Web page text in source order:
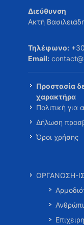
Διεύθυνση
Ακτή
Τηλέφωνο:
Email:
Προστασία
χαρακτήρα
Πολιτική
Δήλωση
Όροι χρήσης
ΟΡΓΑΝΩΣΗ-